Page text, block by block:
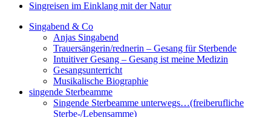
Singreisen im Einklang mit der Natur
Singabend & Co
Anjas Singabend
Trauersängerin/rednerin – Gesang für Sterbende
Intuitiver Gesang – Gesang ist meine Medizin
Gesangsunterricht
Musikalische Biographie
singende Sterbeamme
Singende Sterbeamme unterwegs…(freiberufliche
Sterbe-/Lebensamme)